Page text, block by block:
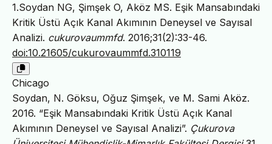
1.Soydan NG, Şimşek O, Aköz MS. Eşik Mansabındaki
Kritik Üstü Açık Kanal Akımının Deneysel ve Sayısal
Analizi. cukurovaummfd. 2016;31(2):33-46.
doi:10.21605/cukurovaummfd.310119
Chicago
Soydan, N. Göksu, Oğuz Şimşek, ve M. Sami Aköz.
2016. “Eşik Mansabındaki Kritik Üstü Açık Kanal
Akımının Deneysel ve Sayısal Analizi”. Çukurova